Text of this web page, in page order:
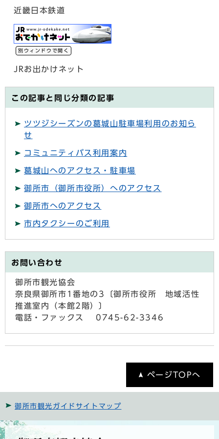
近畿日本鉄道
別ウィンドウで開く
JRお出かけネット
この記事と同じ分類の記事
ツツジシーズンの葛城山駐車場利用のお知ら
せ
コミュニティバス利用案内
葛城山へのアクセス・駐車場
御所市（御所市役所）へのアクセス
御所市へのアクセス
市内タクシーのご利用
お問い合わせ
御所市観光協会
奈良県御所市1番地の3〔御所市役所 地域活性
推進室内（本館2階）〕
電話・ファックス 0745-62-3346
ページTOPへ
御所市観光ガイドサイトマップ